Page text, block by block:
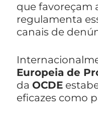
que favoreçam
regulamenta
canais de
Europeia de
da OCDE
eficazes como